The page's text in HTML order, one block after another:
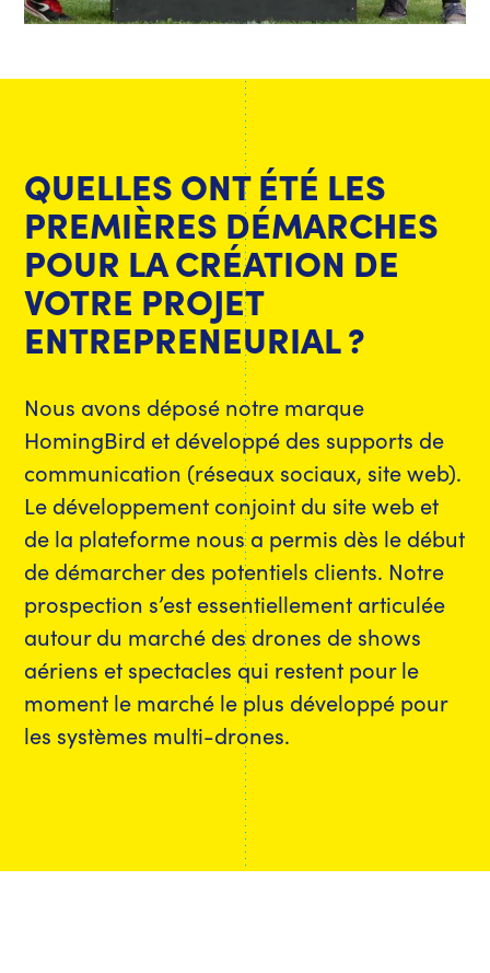
QUELLES ONT ÉTÉ LES
PREMIÈRES DÉMARCHES
POUR LA CRÉATION DE
VOTRE PROJET
ENTREPRENEURIAL ?
Nous avons déposé notre marque
HomingBird et développé des supports de
communication (réseaux sociaux, site web).
Le développement conjoint du site web et
de la plateforme nous a permis dès le début
de démarcher des potentiels clients. Notre
prospection s’est essentiellement articulée
autour du marché des drones de shows
aériens et spectacles qui restent pour le
moment le marché le plus développé pour
les systèmes multi-drones.